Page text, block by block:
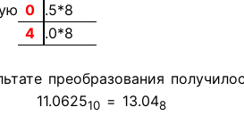
0 .5*8
4 .0*8
преобразования
11.062510= 13.048